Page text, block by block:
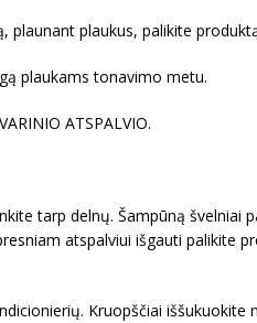
plaunant plaukus, palikite
plaukams tonavimo metu.
ATSPALVIO.
tarp delnų. Šampūną švelniai
atspalviui išgauti palikite
Kruopščiai iššukuokite